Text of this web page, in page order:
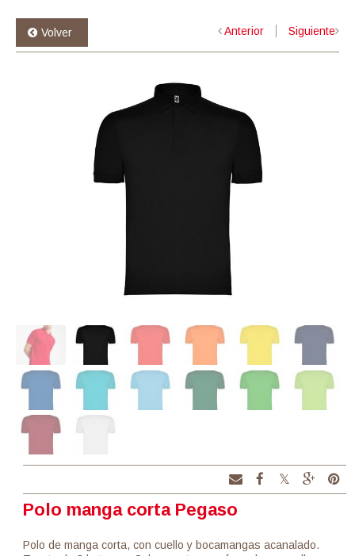
Volver Anterior Siguiente
Polo manga corta Pegaso
Polo de manga corta, con cuello y bocamangas acanalado.